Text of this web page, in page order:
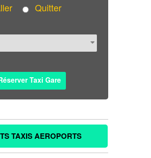
Quitter
Taxi Gare
TAXIS AEROPORTS